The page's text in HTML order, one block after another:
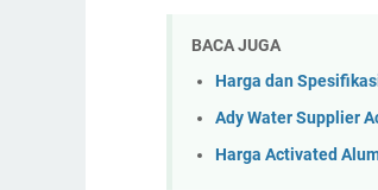
BACA JUGA
Harga dan
Ady Water Supplier
Harga Activated